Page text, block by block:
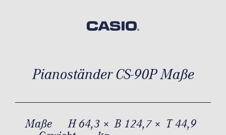
Pianoständer CS-90P Maße
Maße
H 64,3 × B 124,7 × T 44,9